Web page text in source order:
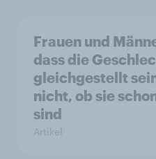
Frauen und
dass die
gleichgestellt
nicht, ob sie
sind
Artikel